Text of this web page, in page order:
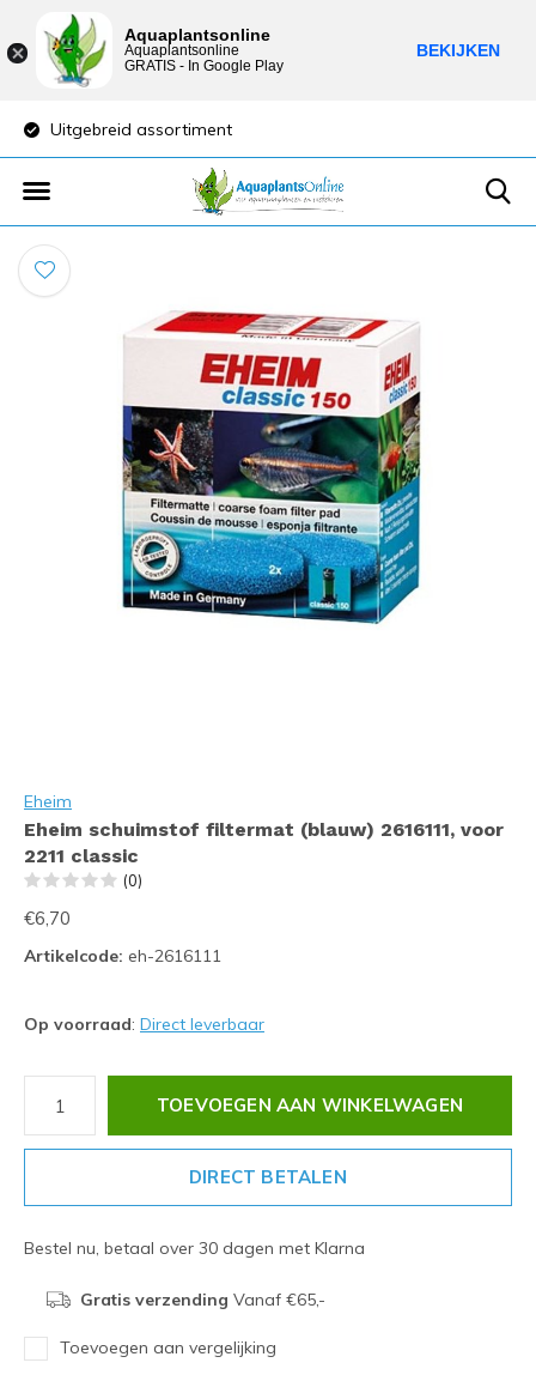
Uitgebreid assortiment
Eheim
Eheim schuimstof filtermat (blauw) 2616111, voor
2211 classic
(0)
€6,70
Artikelcode: eh-2616111
Op voorraad: Direct leverbaar
TOEVOEGEN AAN WINKELWAGEN
DIRECT BETALEN
Bestel nu, betaal over 30 dagen met Klarna
Gratis verzending Vanaf €65,-
Toevoegen aan vergelijking
Aquaplantsonline
Aquaplantsonline
GRATIS - In Google Play
BEKIJKEN